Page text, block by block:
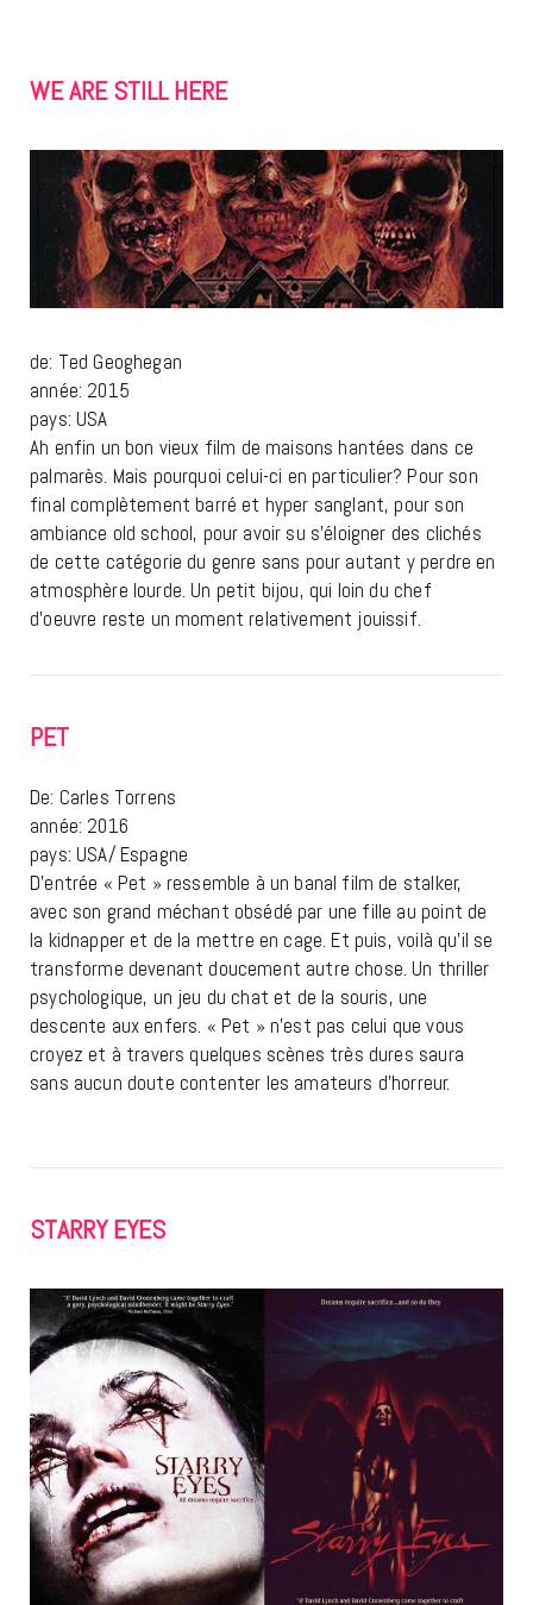
WEARE STILL HERE
de: Ted Geoghegan
année: 2015
pays: USA
Ah enfin un bon vieux film de maisons hantées dans ce
palmarès. Mais pourquoi celui-ci en particulier? Pour son
final complètement barré et hyper sanglant, pour son
ambiance old school, pour avoir su s’éloigner des clichés
de cette catégorie du genre sans pour autant y perdre en
atmosphère lourde. Un petit bijou, qui loin du chef
d’oeuvre reste un moment relativement jouissif.
PET
De: Carles Torrens
année: 2016
pays: USA/ Espagne
D’entrée « Pet » ressemble à un banal film de stalker,
avec son grand méchant obsédé par une fille au point de
la kidnapper et de la mettre en cage. Et puis, voilà qu’il se
transforme devenant doucement autre chose. Un thriller
psychologique, un jeu du chat et de la souris, une
descente aux enfers. « Pet » n’est pas celui que vous
croyez et à travers quelques scènes très dures saura
sans aucun doute contenter les amateurs d’horreur.
STARRY EYES